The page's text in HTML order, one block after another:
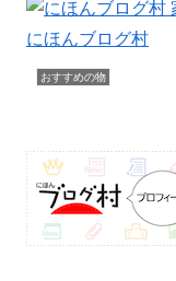
にほんブログ村
おすすめの物